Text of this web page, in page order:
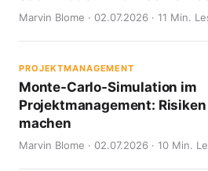
Marvin Blome · 02.07.2026 · 11 Min.
PROJEKTMANAGEMENT
Monte-Carlo-Simulation im
Projektmanagement:
machen
Marvin Blome · 02.07.2026 · 10 Min.